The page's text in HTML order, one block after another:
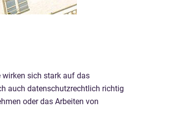
wirken sich stark auf das
auch datenschutzrechtlich richtig
oder das Arbeiten von